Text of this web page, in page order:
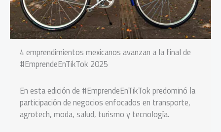
4 emprendimientos mexicanos avanzan a la final de
#EmprendeEnTikTok 2025
En esta edición de #EmprendeEnTikTok predominó la
participación de negocios enfocados en transporte,
agrotech, moda, salud, turismo y tecnología.